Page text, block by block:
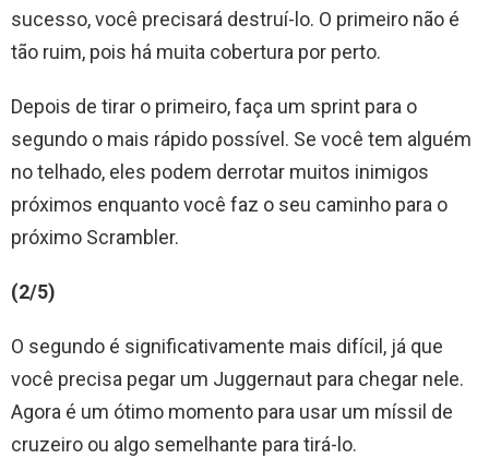
sucesso, você precisará destruí-lo. O primeiro não é
tão ruim, pois há muita cobertura por perto.
Depois de tirar o primeiro, faça um sprint para o
segundo o mais rápido possível. Se você tem alguém
no telhado, eles podem derrotar muitos inimigos
próximos enquanto você faz o seu caminho para o
próximo Scrambler.
(2/5)
O segundo é significativamente mais difícil, já que
você precisa pegar um Juggernaut para chegar nele.
Agora é um ótimo momento para usar um míssil de
cruzeiro ou algo semelhante para tirá-lo.